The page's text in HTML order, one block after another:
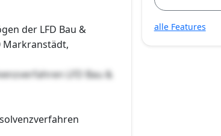
der LFD Bau &
Markranstädt,
LFD Bau &
alle Features